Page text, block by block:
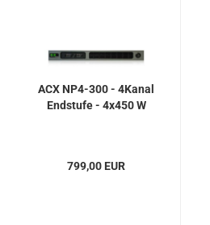
ACX NP4-300 - 4Kanal
Endstufe - 4x450 W
799,00 EUR